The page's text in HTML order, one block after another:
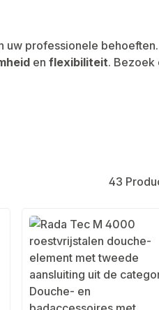
uw professionele
en flexibiliteit. Bezoek
43